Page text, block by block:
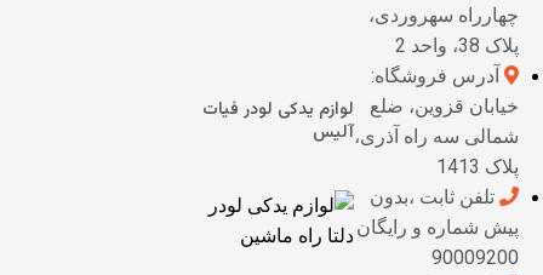
چهارراه سهروردی،
پلاک 38، واحد 2
آدرس فروشگاه:
خیابان قزوین، ضلع
شمالی سه راه آذری،
پلاک 1413
تلفن ثابت ،بدون
پیش شماره و رایگان
90009200
لوازم یدکی لودر فیات
آلیس